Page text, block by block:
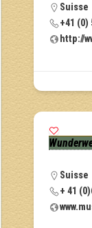
Suisse
+41 (0)
http://
Suisse
+ 41